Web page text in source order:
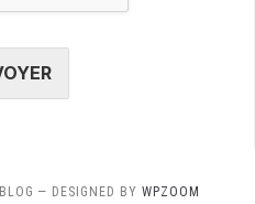
— DESIGNED BY WPZOOM